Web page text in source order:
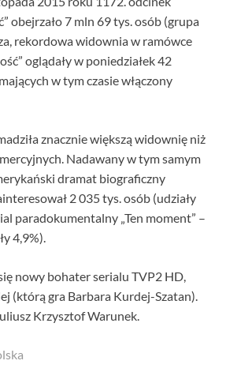
obejrzało 7 mln 69 tys. osób (grupa
rekordowa widownia w ramówce
oglądały w poniedziałek 42
w tym czasie włączony
znacznie większą widownię niż
Nadawany w tym samym
dramat biograficzny
2 035 tys. osób (udziały
paradokumentalny „Ten moment” –
4,9%).
nowy bohater serialu TVP2 HD,
(którą gra Barbara Kurdej-Szatan).
Krzysztof Warunek.